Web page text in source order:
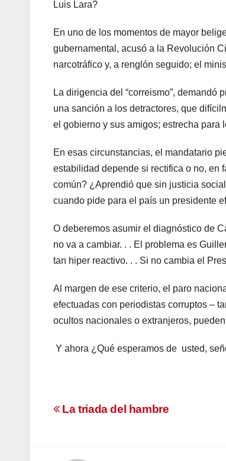
Luis Lara?
En uno de los momentos de mayor
gubernamental, acusó a la Revolución
narcotráfico y, a renglón seguido; el
La dirigencia del “correismo”,
una sanción a los detractores, que
el gobierno y sus amigos; estrecha para
En esas circunstancias, el mandatario
estabilidad depende si rectifica o no, en
común? ¿Aprendió que sin justicia
cuando pide para el país un presidente
O deberemos asumir el diagnóstico de
no va a cambiar. . . El problema es
tan hiper reactivo. . . Si no cambia el
Al margen de ese criterio, el paro
efectuadas con periodistas corruptos –
ocultos nacionales o extranjeros,
Y ahora ¿Qué esperamos de usted,
Navegación
entradas
La triada del hambre